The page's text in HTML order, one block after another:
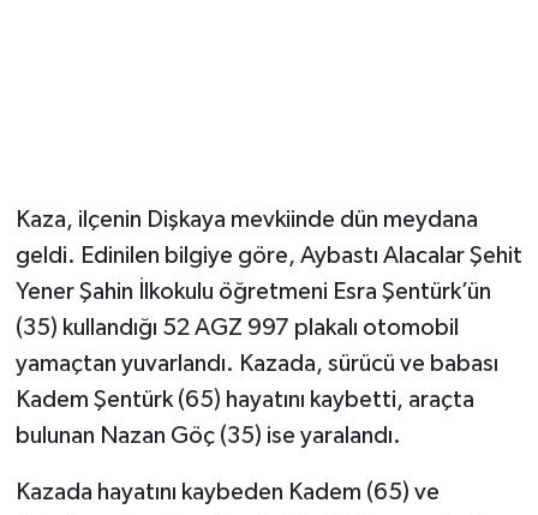
Kaza, ilçenin Dişkaya mevkiinde dün meydana
geldi. Edinilen bilgiye göre, Aybastı Alacalar Şehit
Yener Şahin İlkokulu öğretmeni Esra Şentürk’ün
(35) kullandığı 52 AGZ 997 plakalı otomobil
yamaçtan yuvarlandı. Kazada, sürücü ve babası
Kadem Şentürk (65) hayatını kaybetti, araçta
bulunan Nazan Göç (35) ise yaralandı.
Kazada hayatını kaybeden Kadem (65) ve